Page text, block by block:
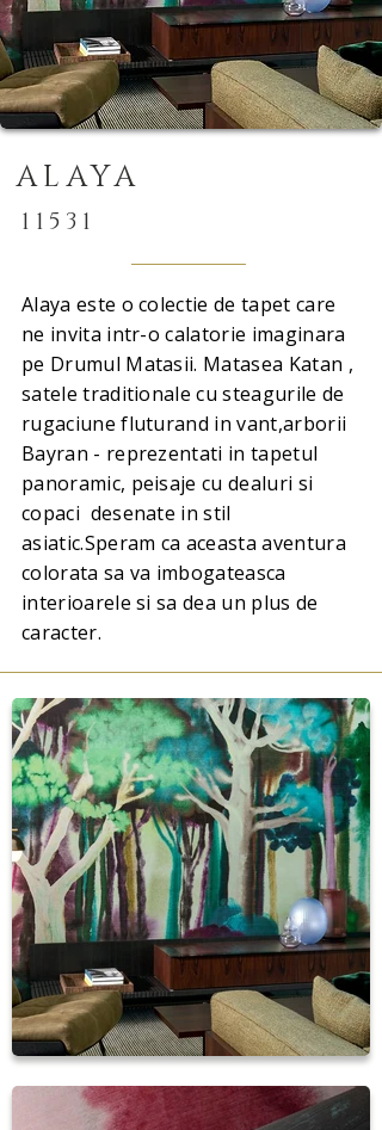
ALAYA
11531
Alaya este o colectie de tapet care
ne invita intr-o calatorie imaginara
pe Drumul Matasii. Matasea Katan ,
satele traditionale cu steagurile de
rugaciune fluturand in vant,arborii
Bayran - reprezentati in tapetul
panoramic, peisaje cu dealuri si
copaci desenate in stil
asiatic.Speram ca aceasta aventura
colorata sa va imbogateasca
interioarele si sa dea un plus de
caracter.